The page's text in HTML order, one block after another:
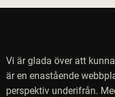
Vi är glada över att
är en enastående
perspektiv underifrån.